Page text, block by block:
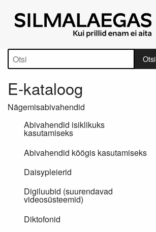
Tootepuu Otsi
E-kataloog
Nägemisabivahendid
Abivahendid isiklikuks
kasutamiseks
Abivahendid köögis kasutamiseks
Daisypleierid
Digiluubid (suurendavad
videosüsteemid)
Diktofonid